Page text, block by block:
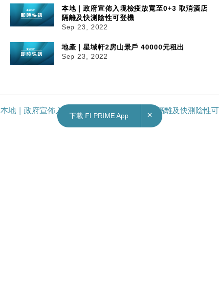
本地｜政府宣佈入境檢疫放寬至0+3 取消酒店
隔離及快測陰性可登機
Sep 23, 2022
地產｜星域軒2房山景戶 40000元租出
Sep 23, 2022
本地｜政府宣佈入境檢疫放寬至0+3 取消酒店隔離及快測陰性可
下載 FI PRIME App ×